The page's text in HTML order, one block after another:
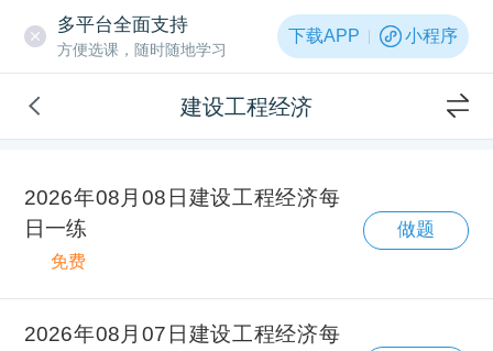
多平台全面支持
方便选课，随时随地学习
下载APP 小程序
建设工程经济
2026年08月08日建设工程经济每
日一练
免费
做题
2026年08月07日建设工程经济每